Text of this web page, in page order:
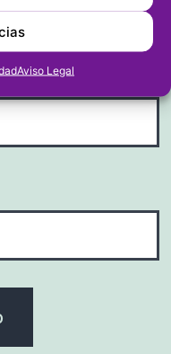
Aviso Legal